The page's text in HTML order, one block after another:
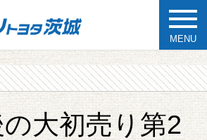
MENU
大初売り第2